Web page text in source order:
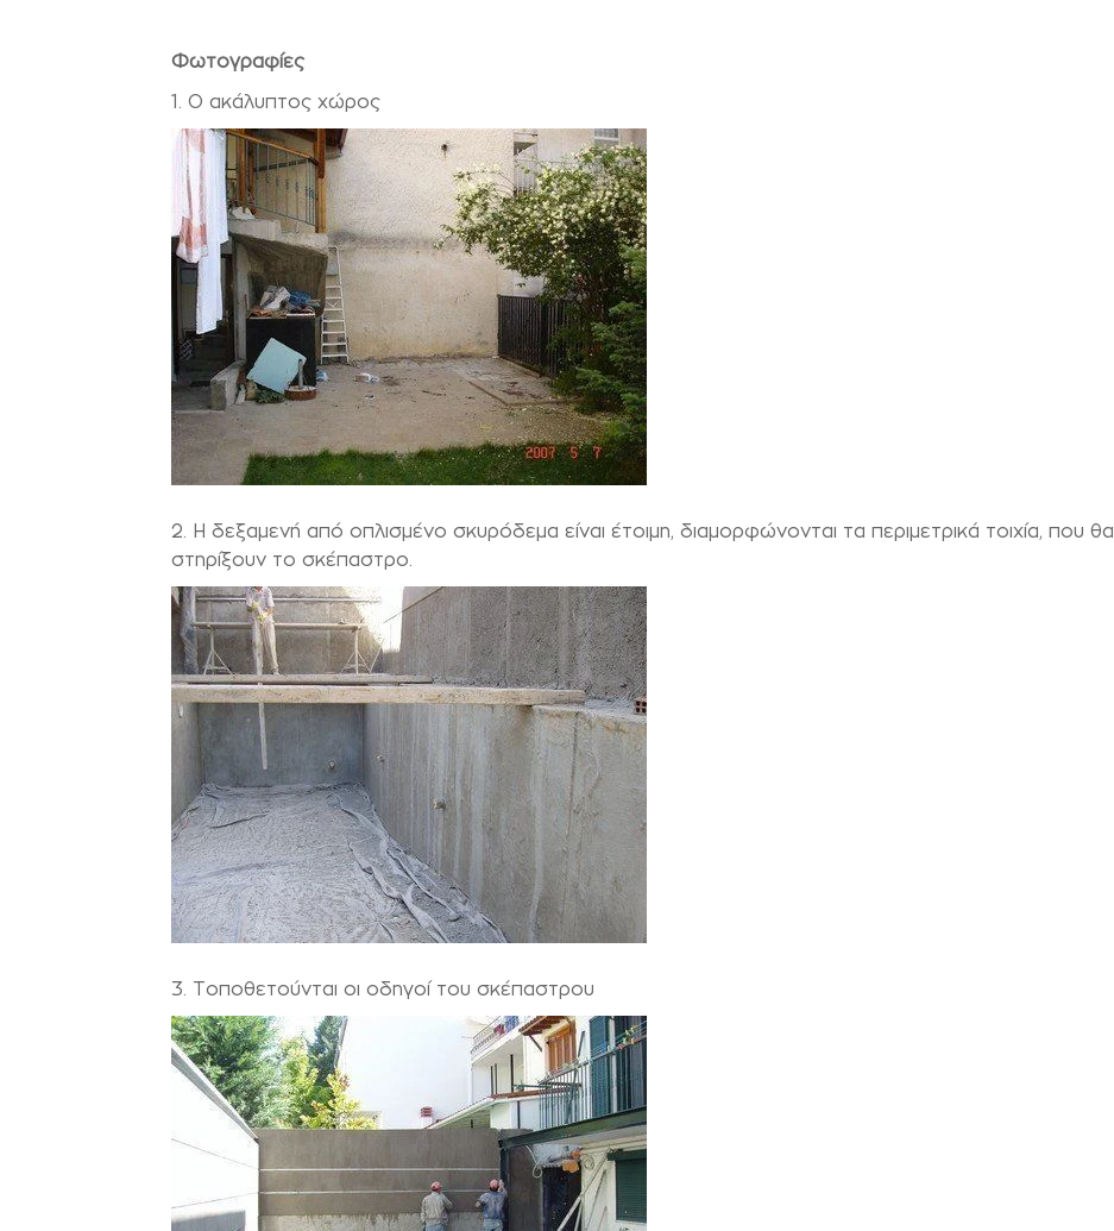
Φωτογραφίες
1. Ο ακάλυπτος χώρος
2. Η δεξαμενή από οπλισμένο σκυρόδεμα είναι έτοιμη, διαμορφώνονται τα περιμετρικά τοιχία, που θα
στηρίξουν το σκέπαστρο.
3. Τοποθετούνται οι οδηγοί του σκέπαστρου